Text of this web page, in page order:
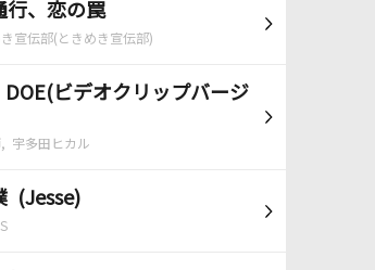
行、恋の罠
宣伝部(ときめき宣伝部)
DOE(ビデオクリップバージ
宇多田ヒカル
(Jesse)